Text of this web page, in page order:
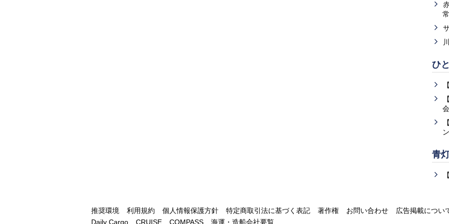
ひ
青
推奨環境 利用規約 個人情報保護方針 特定商取引法に基づく表記 著作権 お問い合わせ
広告掲載につい
Daily Cargo
CRUISE COMPASS 海運・造船会社要覧